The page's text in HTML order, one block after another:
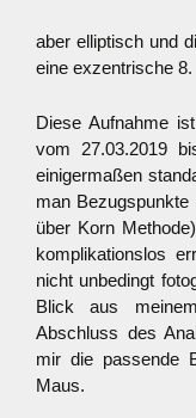
aber elliptisch und
eine exzentrische 8.
Diese Aufnahme
vom 27.03.2019
einigermaßen
man
über Korn
komplikationslos
nicht unbedingt
Blick aus
Abschluss des
mir die passende
Maus.